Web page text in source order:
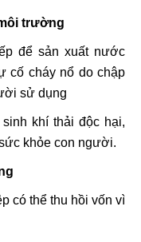
trường
để sản xuất nước
cố cháy nổ do chập
sử dụng
khí thải độc hại,
khỏe con người.
có thể thu hồi vốn vì